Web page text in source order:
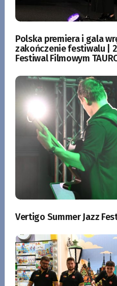
Polska premiera i gala
zakończenie festiwalu |
Festiwal Filmowym
Vertigo Summer Jazz